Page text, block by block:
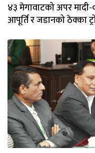
४३ मेगावाटको अपर
आपूर्ति र जडानको ठेक्का